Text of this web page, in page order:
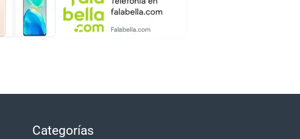
Categorías